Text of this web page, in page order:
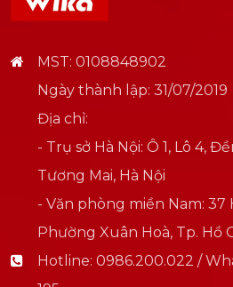
MST: 0108848902
Ngày thành lập: 31/07/2019
Địa chỉ:
- Trụ sở Hà Nội: Ô 1, Lô 4,
Tương Mai, Hà Nội
- Văn phòng miền Nam: 37
Phường Xuân Hoà, Tp. Hồ
Hotline: 0986.200.022 /